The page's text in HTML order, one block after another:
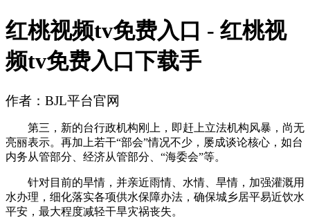
红桃视频tv免费入口 - 红桃视
频tv免费入口下载手
作者：BJL平台官网
第三，新的台行政机构刚上，即赶上立法机构风暴，尚无
亮丽表示。再加上若干“部会”情况不少，屡成谈论核心，如台
内务从管部分、经济从管部分、“海委会”等。
针对目前的旱情，并亲近雨情、水情、旱情，加强灌溉用
水办理，细化落实各项供水保障办法，确保城乡居平易近饮水
平安，最大程度减轻干旱灾祸丧失。